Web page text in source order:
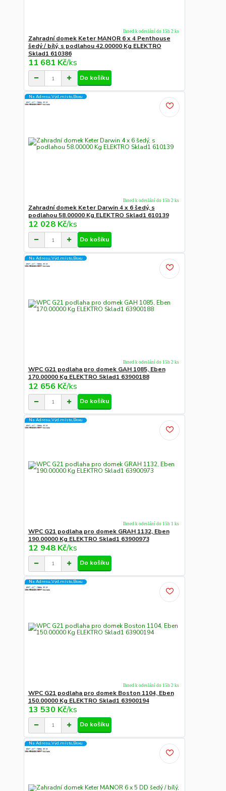
Zahradní domek Keter MANOR 6 x 4 Penthouse
šedý / bílý, s podlahou 42.00000 Kg ELEKTRO
Sklad1 610386
11 681 Kč/ks
Ihned k odeslání do 15h 2 ks
Do košíku
Na Adresu,Výd.místo,Boxu
Zahradní domek Keter Darwin 4 x 6 šedý, s
podlahou 58.00000 Kg ELEKTRO Sklad1 610139
12 028 Kč/ks
Ihned k odeslání do 15h 2 ks
Do košíku
Na Adresu,Výd.místo,Boxu
WPC G21 podlaha pro domek GAH 1085, Eben
170.00000 Kg ELEKTRO Sklad1 63900188
12 656 Kč/ks
Ihned k odeslání do 15h 2 ks
Do košíku
Na Adresu,Výd.místo,Boxu
WPC G21 podlaha pro domek GRAH 1132, Eben
190.00000 Kg ELEKTRO Sklad1 63900973
12 948 Kč/ks
Ihned k odeslání do 15h 1 ks
Do košíku
Na Adresu,Výd.místo,Boxu
WPC G21 podlaha pro domek Boston 1104, Eben
150.00000 Kg ELEKTRO Sklad1 63900194
13 530 Kč/ks
Ihned k odeslání do 15h 2 ks
Do košíku
Na Adresu,Výd.místo,Boxu